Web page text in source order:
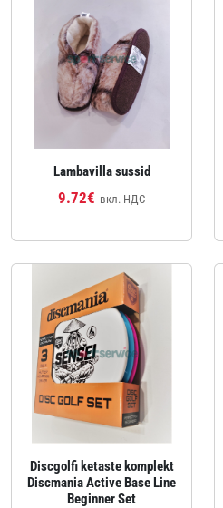
Lambavilla sussid
9.72€ вкл. НДС
Discgolfi ketaste komplekt
Discmania Active Base Line
Beginner Set